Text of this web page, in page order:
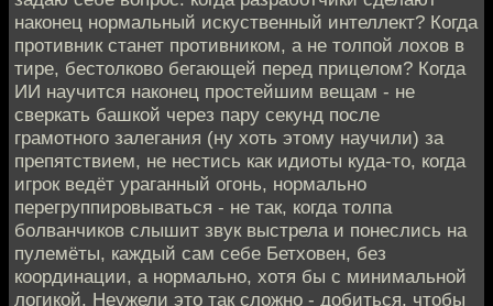
наконец нормальный искуственный интеллект? Когда
противник станет противником, а не толпой лохов в
тире, бестолково бегающей перед прицелом? Когда
ИИ научится наконец простейшим вещам - не
сверкать башкой через пару секунд после
грамотного залегания (ну хоть этому научили) за
препятствием, не нестись как идиоты куда-то, когда
игрок ведёт ураганный огонь, нормально
перегруппировываться - не так, когда толпа
болванчиков слышит звук выстрела и понеслись на
пулемёты, каждый сам себе Бетховен, без
координации, а нормально, хотя бы с минимальной
логикой. Неужели это так сложно - добиться, чтобы